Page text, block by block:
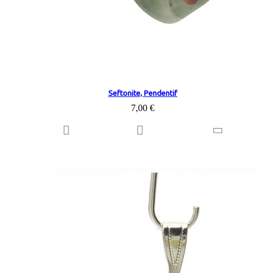
Seftonite, Pendentif
7,00 €